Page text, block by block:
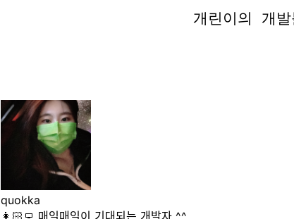
개린이의 개발
개린이의 개발
quokka
👩🏻‍💻 매일매일이 기대되는 개발자 ^^